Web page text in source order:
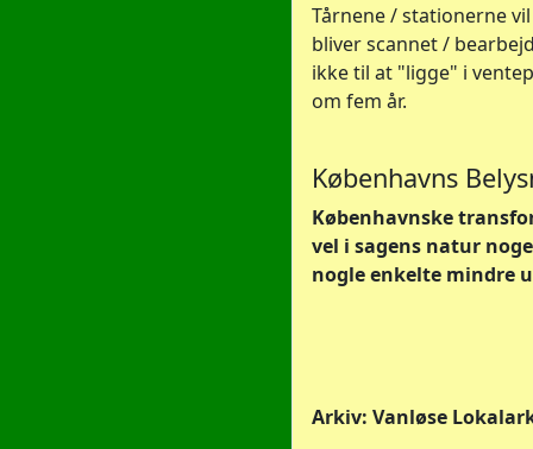
Tårnene / stationerne
bliver scannet /
ikke til at "ligge" i
om fem år.
Københavns
Københavnske
vel i sagens natur
nogle enkelte mindre
Arkiv: Vanløse